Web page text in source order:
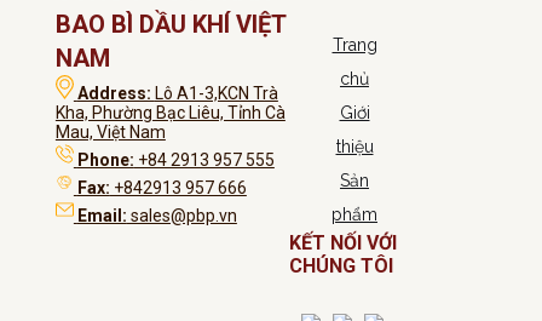
BAO BÌ DẦU KHÍ VIỆT
NAM
Address: Lô A1-3,KCN Trà
Kha, Phường Bạc Liêu, Tỉnh Cà
Mau, Việt Nam
Phone: +84 2913 957 555
Fax: +842913 957 666
Email: sales@pbp.vn
Trang
chủ
Giới
thiệu
Sản
phẩm
KẾT NỐI VỚI
CHÚNG TÔI